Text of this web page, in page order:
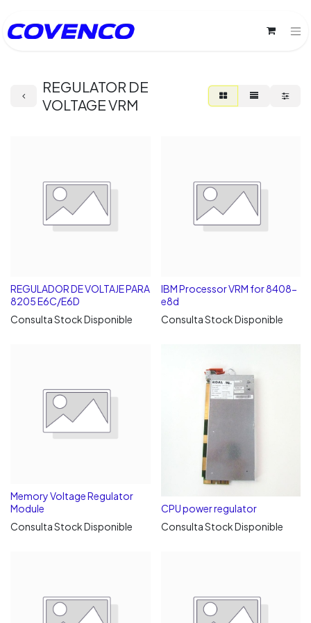
REGULATOR DE
VOLTAGE VRM
REGULADOR DE VOLTAJE PARA
8205 E6C/E6D
Consulta Stock Disponible
IBM Processor VRM for 8408-
e8d
Consulta Stock Disponible
Memory Voltage Regulator
Module
Consulta Stock Disponible
CPU power regulator
Consulta Stock Disponible